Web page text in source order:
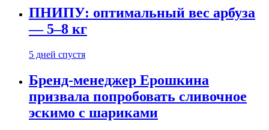
ПНИПУ: оптимальный вес арбуза
— 5–8 кг
5 дней спустя
Бренд-менеджер Ерошкина
призвала попробовать сливочное
эскимо с шариками